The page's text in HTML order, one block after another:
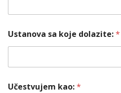
Ustanova sa koje dolazite:*
Učestvujem kao:*